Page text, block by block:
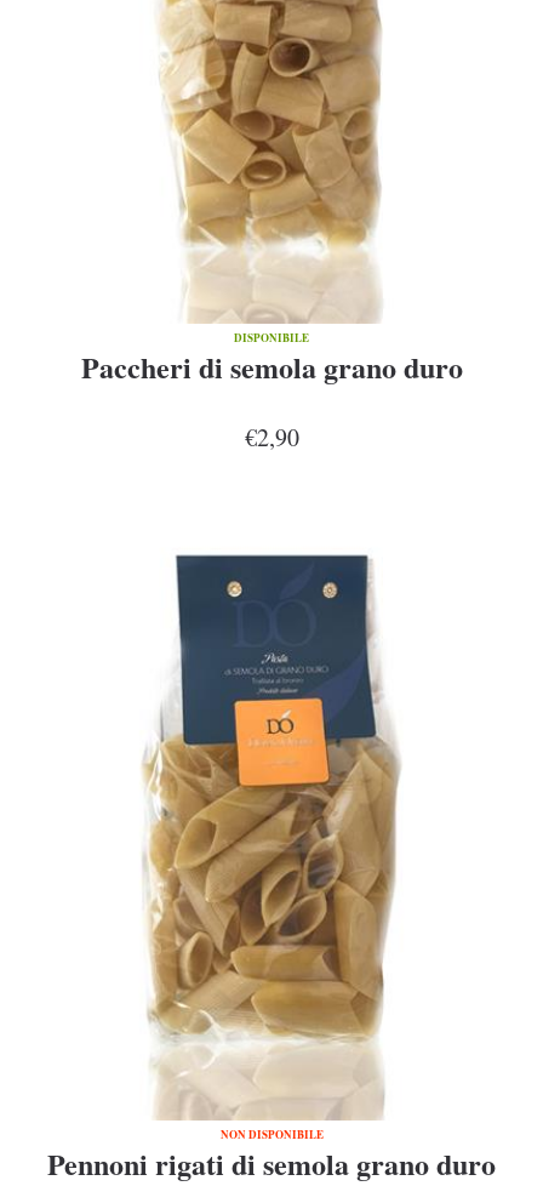
DISPONIBILE
Paccheri di semola grano duro
€2,90
NON DISPONIBILE
Pennoni rigati di semola grano duro